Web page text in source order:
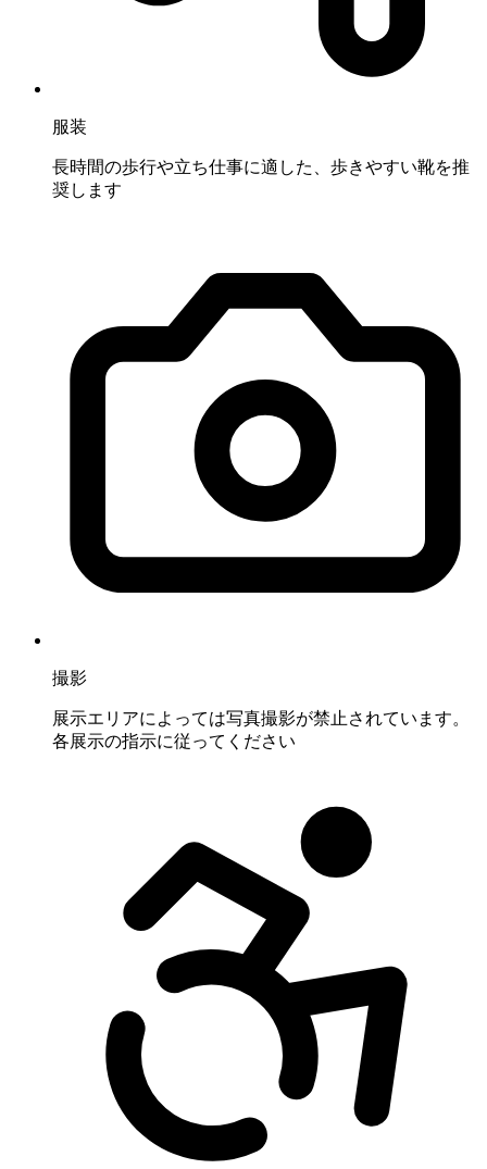
服装
長時間の歩行や立ち仕事に適した、歩きやすい靴を推
奨します
撮影
展示エリアによっては写真撮影が禁止されています。
各展示の指示に従ってください